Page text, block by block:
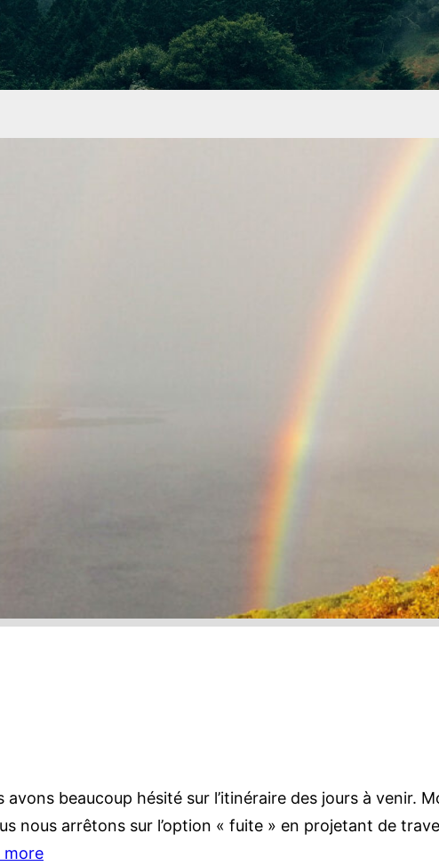
beaucoup hésité sur l’itinéraire des jours à venir.
nous arrêtons sur l’option « fuite » en projetant de
more